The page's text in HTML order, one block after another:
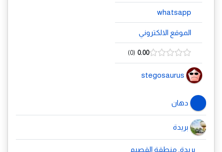
whatsapp
الموقع الالكتروني
0.00
0
stegosaurus
دهان
بريدة
بريدة, منطقة القصيم